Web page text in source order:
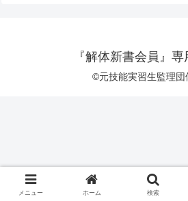
『解体新書会員』専
©元技能実習生監理団
メニュー ホーム 検索